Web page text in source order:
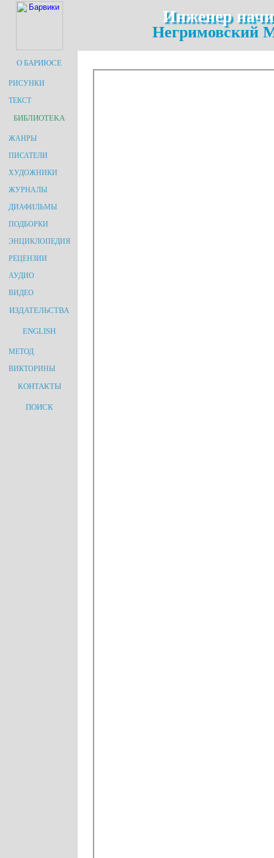
Инженер
Негримовский
О БАРИЮСЕ
РИСУНКИ
ТЕКСТ
БИБЛИОТЕКА
ЖАНРЫ
ПИСАТЕЛИ
ХУДОЖНИКИ
ЖУРНАЛЫ
ДИАФИЛЬМЫ
ПОДБОРКИ
ЭНЦИКЛОПЕДИЯ
РЕЦЕНЗИИ
АУДИО
ВИДЕО
ИЗДАТЕЛЬСТВА
ENGLISH
МЕТОД
ВИКТОРИНЫ
КОНТАКТЫ
ПОИСК